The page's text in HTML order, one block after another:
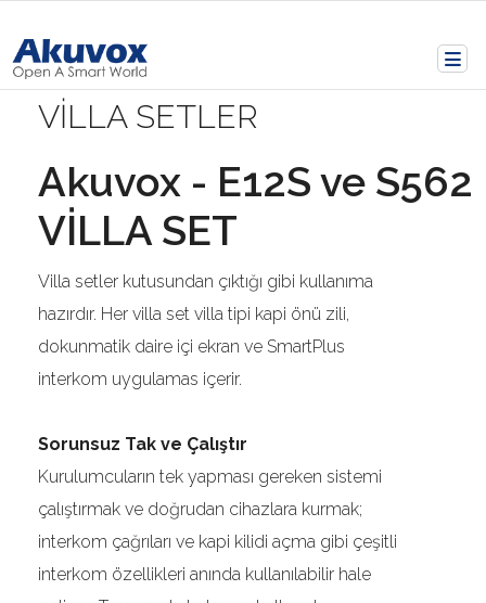
VİLLA SETLER
Akuvox - E12S ve S562
VİLLA SET
Villa setler kutusundan çıktığı gibi kullanıma
hazırdır. Her villa set villa tipi kapi önü zili,
dokunmatik daire içi ekran ve SmartPlus
interkom uygulamas içerir.
Sorunsuz Tak ve Çalıştır
Kurulumcuların tek yapması gereken sistemi
çalıştırmak ve doğrudan cihazlara kurmak;
interkom çağrıları ve kapi kilidi açma gibi çeşitli
interkom özellikleri anında kullanılabilir hale